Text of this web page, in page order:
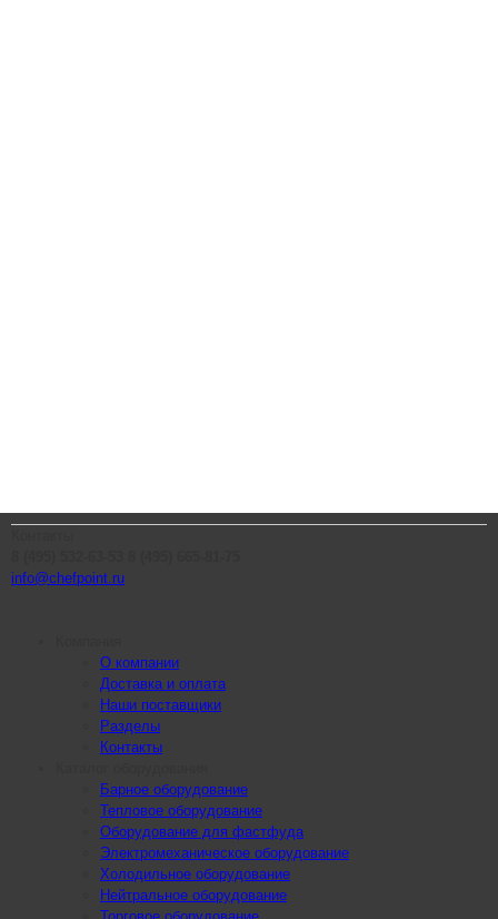
info@chefpoint.ru
О компании
Доставка и оплата
Наши поставщики
Разделы
Контакты
Барное оборудование
Тепловое оборудование
Оборудование для фастфуда
Электромеханическое оборудование
Холодильное оборудование
Нейтральное оборудование